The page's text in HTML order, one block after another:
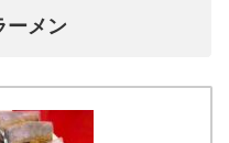
ーメン